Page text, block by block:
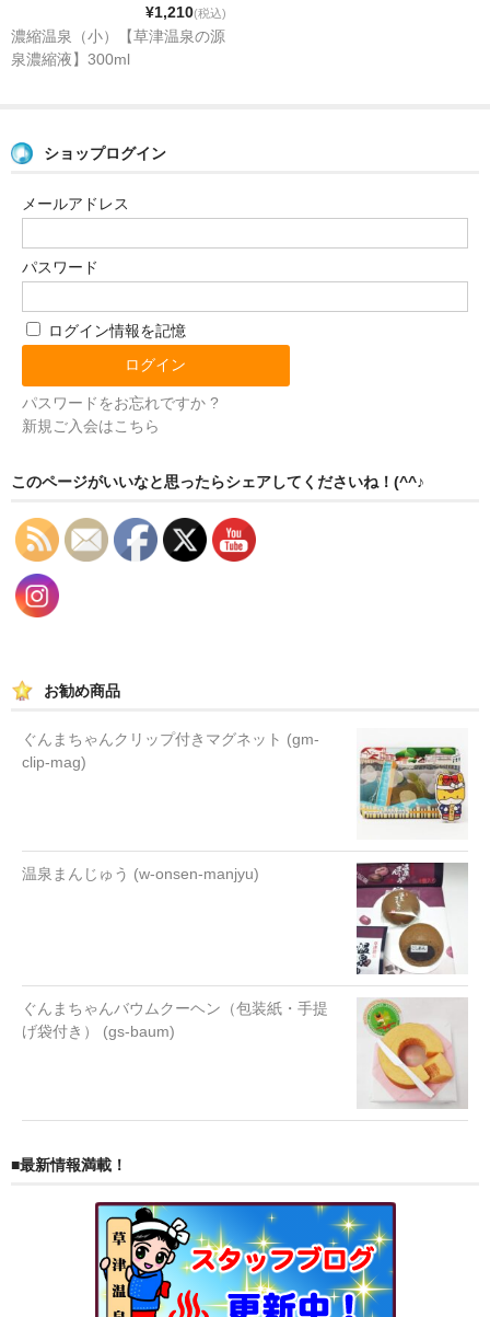
筆記具
会社情報
会社理念
沿革
お問合せ
送料のご案内
スタッフブログ
草津Tip店
¥1,210(税込)
濃縮温泉（小）【草津温泉の源
泉濃縮液】300ml
ショップログイン
メールアドレス
パスワード
ログイン情報を記憶
パスワードをお忘れですか ?
新規ご入会はこちら
このページがいいなと思ったらシェアしてくださいね！(^^♪
お勧め商品
ぐんまちゃんクリップ付きマグネット (gm-
clip-mag)
温泉まんじゅう (w-onsen-manjyu)
ぐんまちゃんバウムクーヘン（包装紙・手提
げ袋付き） (gs-baum)
■最新情報満載！